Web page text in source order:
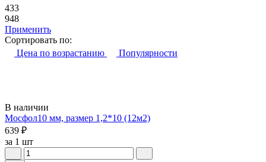
433
948
Применить
Сортировать по:
Цена по возрастанию
Популярности
В наличии
Мосфол10 мм, размер 1,2*10 (12м2)
639 ₽
за 1 шт